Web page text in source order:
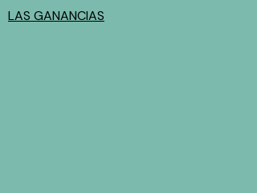
LAS GANANCIAS